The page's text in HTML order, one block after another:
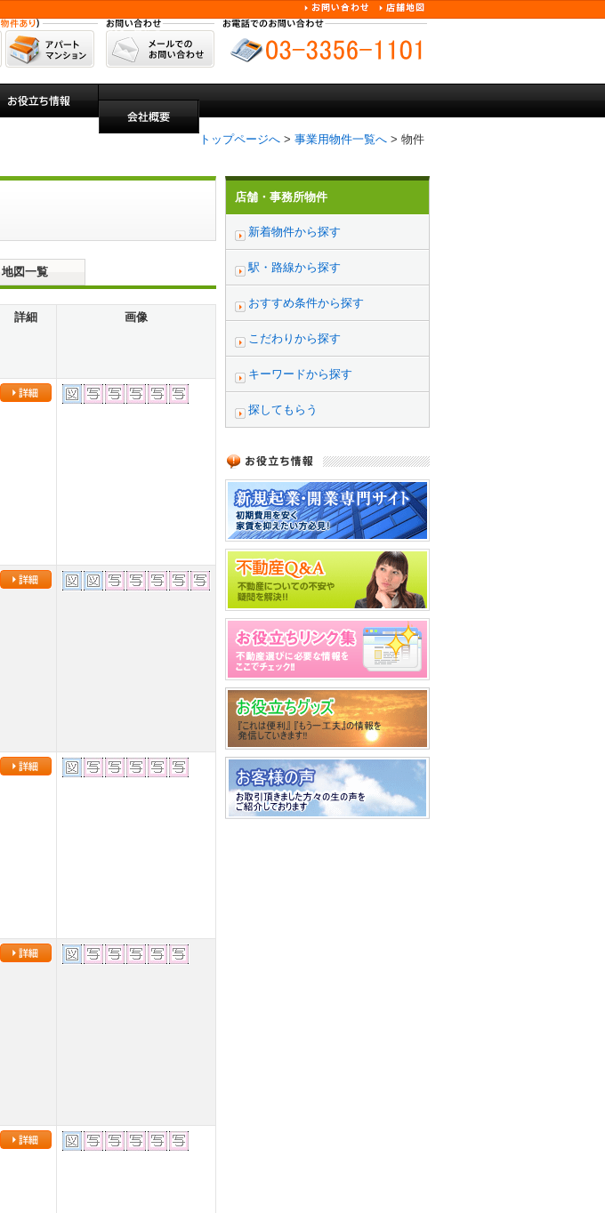
トップページへ > 事業用物件一覧へ > 物件
地図一覧
詳細 画像
店舗・事務所物件
新着物件から探す
駅・路線から探す
おすすめ条件から探す
こだわりから探す
キーワードから探す
探してもらう